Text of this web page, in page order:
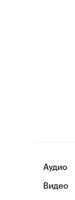
Аудио
Видео